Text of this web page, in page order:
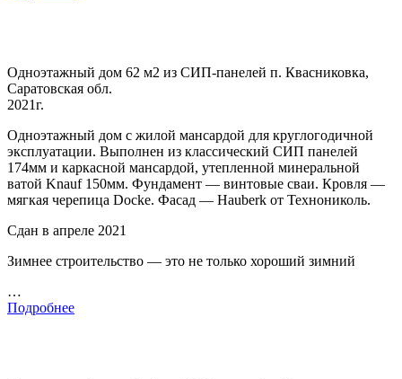
Одноэтажный дом 62 м2 из СИП-панелей п. Квасниковка,
Саратовская обл.
2021г.
Одноэтажный дом с жилой мансардой для круглогодичной
эксплуатации. Выполнен из классический СИП панелей
174мм и каркасной мансардой, утепленной минеральной
ватой Knauf 150мм. Фундамент — винтовые сваи. Кровля —
мягкая черепица Docke. Фасад — Hauberk от Технониколь.
Сдан в апреле 2021
Зимнее строительство — это не только хороший зимний
…
Подробнее